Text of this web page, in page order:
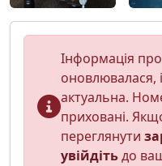
Інформація
оновлювалася,
актуальна.
приховані.
переглянути
увійдітьдо